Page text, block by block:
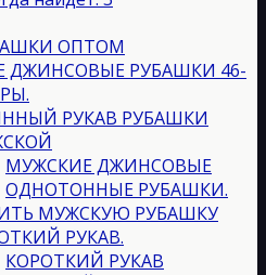
ОПТОМ
ДЖИНСОВЫЕ РУБАШКИ 46-
РУКАВ РУБАШКИ
МУЖСКИЕ ДЖИНСОВЫЕ
ОДНОТОННЫЕ РУБАШКИ.
МУЖСКУЮ РУБАШКУ
РУКАВ.
КОРОТКИЙ РУКАВ